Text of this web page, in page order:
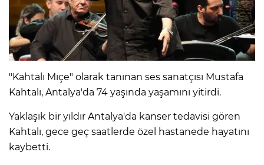
"Kahtalı Mıçe" olarak tanınan ses sanatçısı Mustafa
Kahtalı, Antalya'da 74 yaşında yaşamını yitirdi.
Yaklaşık bir yıldır Antalya'da kanser tedavisi gören
Kahtalı, gece geç saatlerde özel hastanede hayatını
kaybetti.